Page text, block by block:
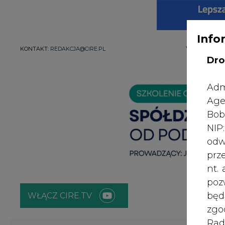
KONTAKT: REDAKCJA@CIRE.PL WYDAWCA
WŁĄCZ CIRE.TV
nt.